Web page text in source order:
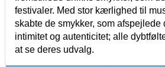
festivaler. Med stor kærlighed til
skabte de smykker, som afspejlede
intimitet og autenticitet; alle
at se deres udvalg.